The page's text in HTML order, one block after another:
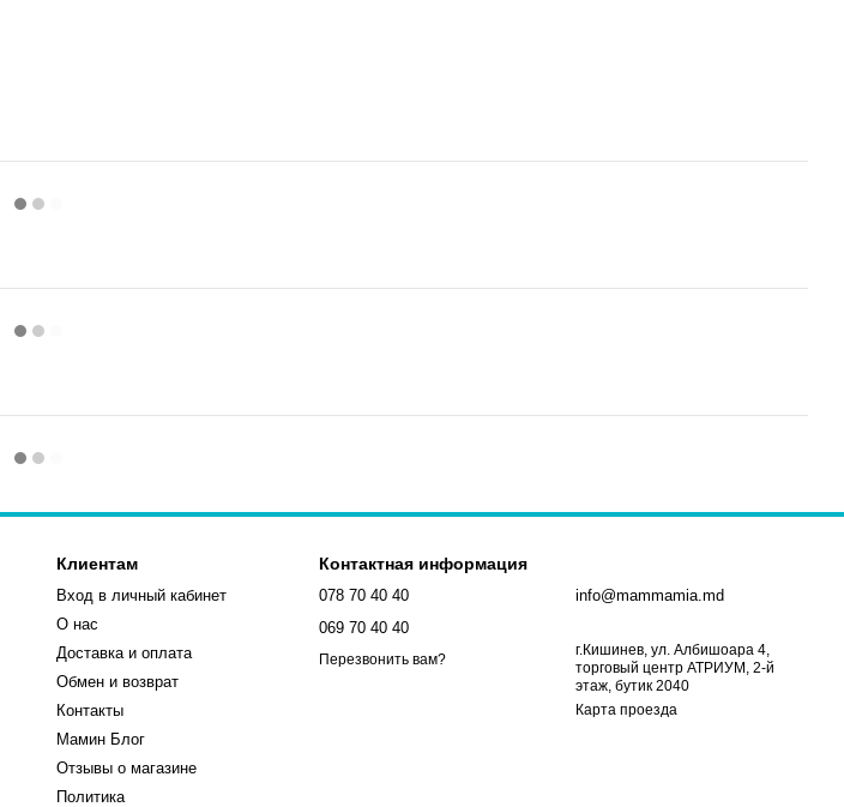
Клиентам
Вход в личный кабинет
О нас
Доставка и оплата
Обмен и возврат
Контакты
Мамин Блог
Отзывы о магазине
Политика
Контактная информация
078 70 40 40
069 70 40 40
Перезвонить вам?
info@mammamia.md
г.Кишинев, ул. Албишоара 4,
торговый центр АТРИУМ, 2-й
этаж, бутик 2040
Карта проезда